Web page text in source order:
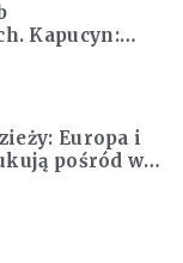
Kapucyn:
rzadko jest
Europa i
pośród was